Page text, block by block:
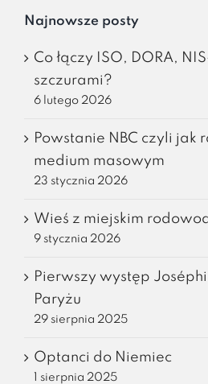
Najnowsze posty
Co łączy ISO, DORA,
szczurami?
6 lutego 2026
Powstanie NBC czyli jak
medium masowym
23 stycznia 2026
Wieś z miejskim
9 stycznia 2026
Pierwszy występ
Paryżu
29 sierpnia 2025
Optanci do Niemiec
1 sierpnia 2025